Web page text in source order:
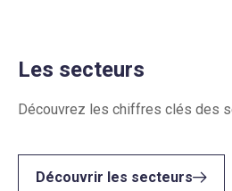
Les secteurs
Découvrez les chiffres clés des
Découvrir les secteurs